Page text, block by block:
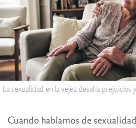
La sexualidad en la vejez desafía
Cuando hablamos de